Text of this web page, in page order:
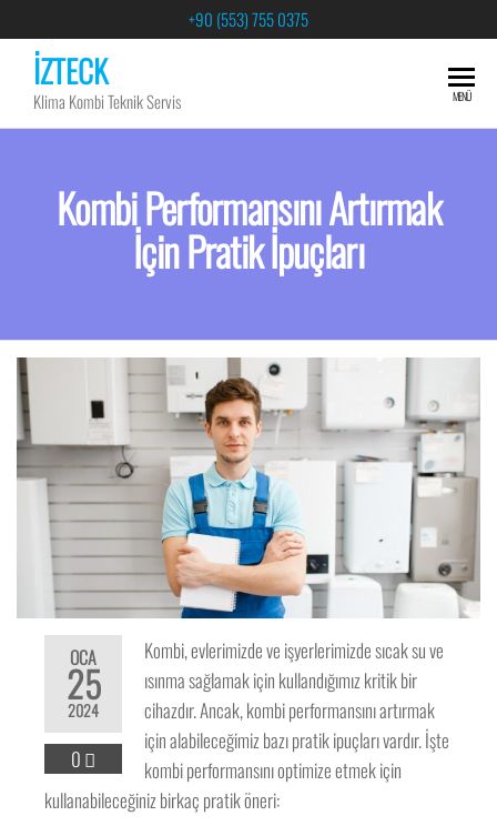
+90 (553) 755 0375
İZTECK
Klima Kombi Teknik Servis MENÜ
Kombi Performansını Artırmak
İçin Pratik İpuçları
OCA
25
2024
0
Kombi, evlerimizde ve işyerlerimizde sıcak su ve
ısınma sağlamak için kullandığımız kritik bir
cihazdır. Ancak, kombi performansını artırmak
için alabileceğimiz bazı pratik ipuçları vardır. İşte
kombi performansını optimize etmek için
kullanabileceğiniz birkaç pratik öneri: